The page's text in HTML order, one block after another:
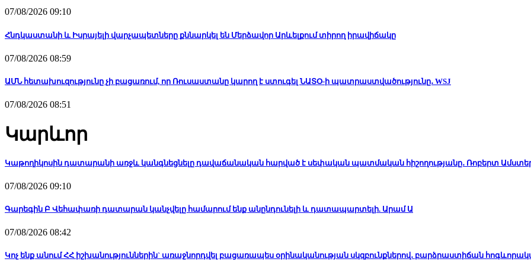
07/08/2026 09:10
Հնդկաստանի և Իսրայելի վարչապետները քննարկել են Մերձավոր Արևելքում տիրող իրավիճակը
07/08/2026 08:59
ԱՄՆ հետախուզությունը չի բացառում, որ Ռուսաստանը կարող է ստուգել ՆԱՏՕ-ի պատրաստվածությունը․ WSJ
07/08/2026 08:51
Կարևոր
Կաթողիկոսին դատարանի առջև կանգնեցնելը դավաճանական հարված է սեփական պատմական հիշողությանը․ Ռոբերտ
07/08/2026 09:10
Գարեգին Բ Վեհափառի դատարան կանչվելը համարում ենք անընդունելի և դատապարտելի. Արամ Ա
07/08/2026 08:42
Կոչ ենք անում ՀՀ իշխանություններին` առաջնորդվել բացառապես օրինականության սկզբունքներով․ բարձրաստիճան